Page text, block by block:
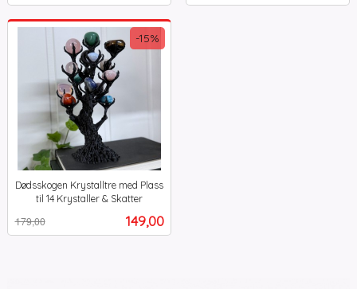
Dødsskogen Krystalltre med Plass
til 14 Krystaller & Skatter
Tilbud
149,00
179,00
-15%
mva.